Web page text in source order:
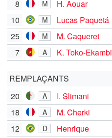
8 M
H. Aouar
10
M Lucas Paquetá
25 M
M. Caqueret
7
A K. Toko-Ekambi
REMPLAÇANTS
20
A I. Slimani
18 A M. Cherki
12 D
Henrique